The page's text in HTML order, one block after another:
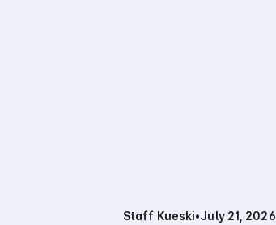
Staff Kueski•July 21, 2026